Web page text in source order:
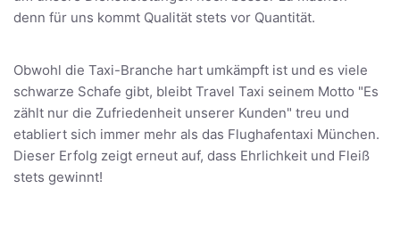
denn für uns kommt Qualität stets vor Quantität.
Obwohl die Taxi-Branche hart umkämpft ist und es viele
schwarze Schafe gibt, bleibt Travel Taxi seinem Motto "Es
zählt nur die Zufriedenheit unserer Kunden" treu und
etabliert sich immer mehr als das Flughafentaxi München.
Dieser Erfolg zeigt erneut auf, dass Ehrlichkeit und Fleiß
stets gewinnt!